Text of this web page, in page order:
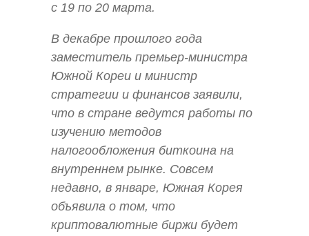
с 19 по 20 марта.
В декабре прошлого года
заместитель премьер-министра
Южной Кореи и министр
стратегии и финансов заявили,
что в стране ведутся работы по
изучению методов
налогообложения биткоина на
внутреннем рынке. Совсем
недавно, в январе, Южная Корея
объявила о том, что
криптовалютные биржи будет